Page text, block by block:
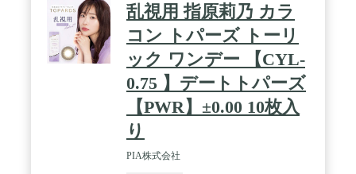
乱視用 指原莉乃 カラ
コン トパーズ トーリ
ック ワンデー 【CYL-
0.75 】デートトパーズ
【PWR】±0.00 10枚入
り
PIA株式会社